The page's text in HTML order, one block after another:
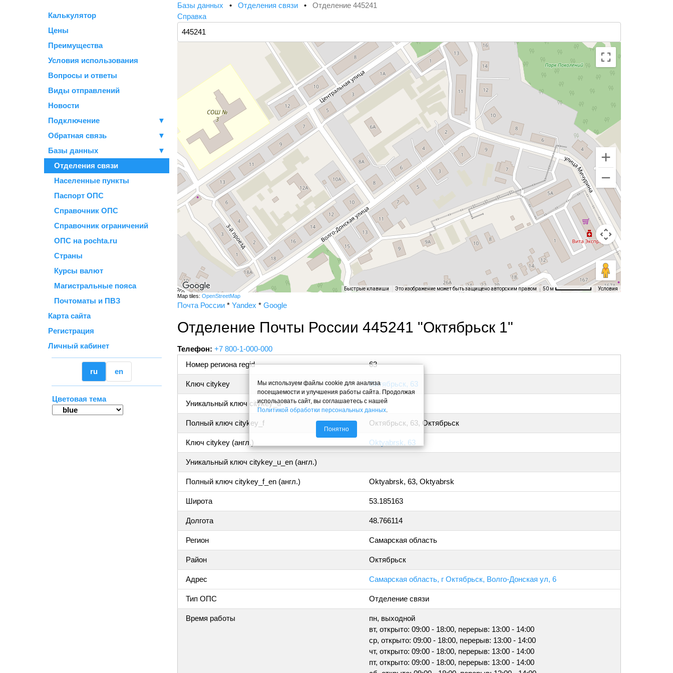
Калькулятор
Цены
Преимущества
Условия использования
Вопросы и ответы
Виды отправлений
Новости
Подключение
▼
Обратная связь
▼
Базы данных
▼
Отделения связи
Населенные пункты
Паспорт ОПС
Справочник ОПС
Справочник ограничений
ОПС на pochta.ru
Страны
Курсы валют
Магистральные пояса
Почтоматы и ПВЗ
Карта сайта
Регистрация
Личный кабинет
ru en
Цветовая тема
Базы данных • Отделения связи • Отделение 445241
Справка
Быстрые клавиши Это изображение может быть защищено авторским правом 50 м Условия
Map tiles: OpenStreetMap
Почта России * Yandex * Google
Отделение Почты России 445241 "Октябрьск 1"
Телефон: +7 800-1-000-000
Номер региона regid
63
Ключ citykey Октябрьск, 63
Уникальный ключ citykey_u
Полный ключ citykey_f Октябрьск, 63, Октябрьск
Ключ citykey (англ.) Oktyabrsk, 63
Уникальный ключ citykey_u_en (англ.)
Полный ключ citykey_f_en (англ.) Oktyabrsk, 63, Oktyabrsk
Широта 53.185163
Долгота 48.766114
Регион Самарская область
Район Октябрьск
Адрес Самарская область, г Октябрьск, Волго-Донская ул, 6
Тип ОПС Отделение связи
Время работы
пн, выходной
вт, открыто: 09:00 - 18:00, перерыв: 13:00 - 14:00
ср, открыто: 09:00 - 18:00, перерыв: 13:00 - 14:00
чт, открыто: 09:00 - 18:00, перерыв: 13:00 - 14:00
пт, открыто: 09:00 - 18:00, перерыв: 13:00 - 14:00
Мы используем файлы cookie для анализа
посещаемости и улучшения работы сайта. Продолжая
использовать сайт, вы соглашаетесь с нашей
Политикой обработки персональных данных.
Понятно